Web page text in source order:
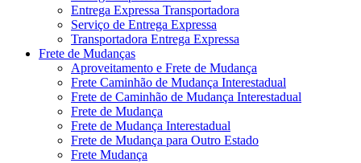
Entrega Expressa Transportadora
Serviço de Entrega Expressa
Transportadora Entrega Expressa
Frete de Mudanças
Aproveitamento e Frete de Mudança
Frete Caminhão de Mudança Interestadual
Frete de Caminhão de Mudança Interestadual
Frete de Mudança
Frete de Mudança Interestadual
Frete de Mudança para Outro Estado
Frete Mudança